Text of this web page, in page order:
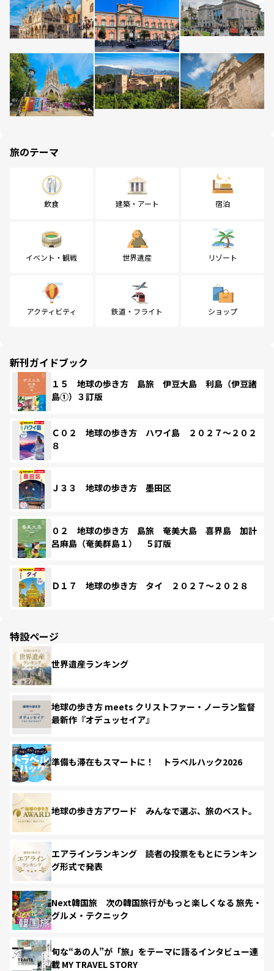
旅のテーマ
飲食 建築・アート 宿泊
イベント・観戦 世界遺産 リゾート
アクティビティ 鉄道・フライト ショップ
新刊ガイドブック
１５ 地球の歩き方 島旅 伊豆大島 利島（伊豆諸
島①）３訂版
Ｃ０２ 地球の歩き方 ハワイ島 ２０２７～２０２
８
Ｊ３３ 地球の歩き方 墨田区
０２ 地球の歩き方 島旅 奄美大島 喜界島 加計
呂麻島（奄美群島１） ５訂版
Ｄ１７ 地球の歩き方 タイ ２０２７～２０２８
特設ページ
世界遺産ランキング
地球の歩き方 meets クリストファー・ノーラン監督
最新作『オデュッセイア』
準備も滞在もスマートに！ トラベルハック2026
地球の歩き方アワード みんなで選ぶ、旅のベスト。
エアラインランキング 読者の投票をもとにランキン
グ形式で発表
Next韓国旅 次の韓国旅行がもっと楽しくなる 旅先・
グルメ・テクニック
旬な“あの人”が「旅」をテーマに語るインタビュー連
載 MY TRAVEL STORY